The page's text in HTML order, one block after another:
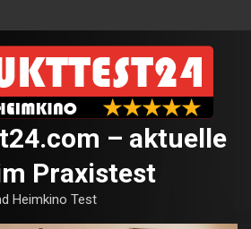
– aktuelle
Praxistest
Heimkino Test